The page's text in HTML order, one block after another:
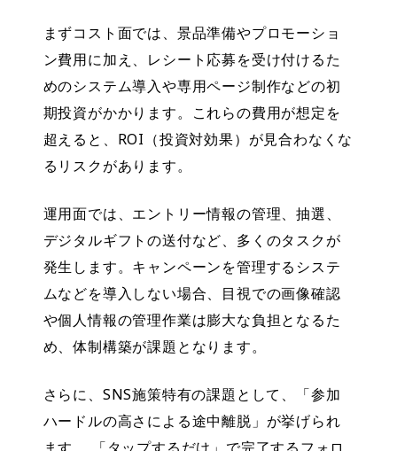
まずコスト面では、景品準備やプロモーショ
ン費用に加え、レシート応募を受け付けるた
めのシステム導入や専用ページ制作などの初
期投資がかかります。これらの費用が想定を
超えると、ROI（投資対効果）が見合わなくな
るリスクがあります。
運用面では、エントリー情報の管理、抽選、
デジタルギフトの送付など、多くのタスクが
発生します。キャンペーンを管理するシステ
ムなどを導入しない場合、目視での画像確認
や個人情報の管理作業は膨大な負担となるた
め、体制構築が課題となります。
さらに、SNS施策特有の課題として、「参加
ハードルの高さによる途中離脱」が挙げられ